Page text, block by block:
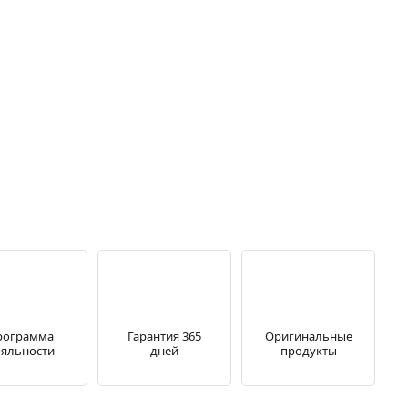
Гарантия 365
дней
Оригинальные
продукты